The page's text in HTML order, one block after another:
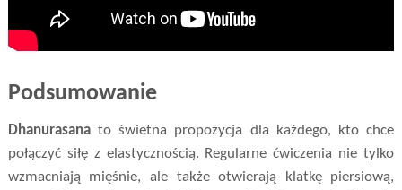
Podsumowanie
Dhanurasanato świetna propozycja dla każdego, kto chce
połączyć siłę z elastycznością. Regularne ćwiczenia nie tylko
wzmacniają mięśnie, ale także otwierają klatkę piersiową,